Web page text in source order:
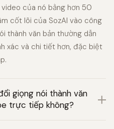
của nó bằng hơn 50
cốt lõi của SozAI vào công
thành văn bản thường dẫn
xác và chi tiết hơn, đặc biệt
giọng nói thành văn
trực tiếp không?